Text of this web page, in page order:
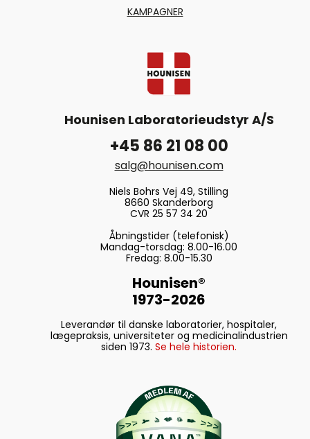
KAMPAGNER
Hounisen Laboratorieudstyr A/S
+45 86 21 08 00
salg@hounisen.com
Niels Bohrs Vej 49, Stilling
8660 Skanderborg
CVR 25 57 34 20
Åbningstider (telefonisk)
Mandag-torsdag: 8.00-16.00
Fredag: 8.00-15.30
Hounisen®
1973-2026
Leverandør til danske laboratorier, hospitaler,
lægepraksis, universiteter og medicinalindustrien
siden 1973. Se hele historien.